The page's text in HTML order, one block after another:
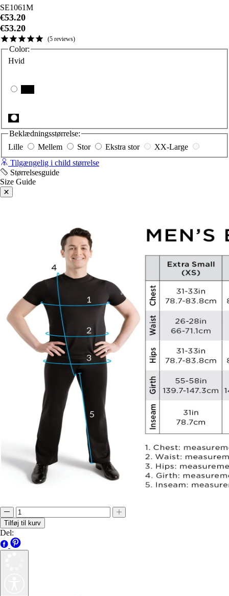
SE1061M
€53.20
€53.20
5 reviews
Color:
Hvid
Beklædningsstørrelse:
Lille
Mellem Stor Ekstra stor
XX-Large
Tilgængelig i child størrelse
Størrelsesguide
Size Guide
Tilføj til kurv
Del: